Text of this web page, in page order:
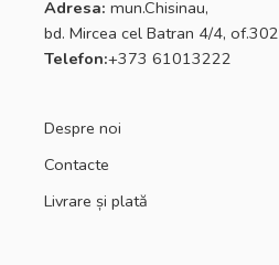
Adresa: mun.Chisinau,
bd. Mircea cel Batran 4/4, of.302
Telefon:+373 61013222
Despre noi
Contacte
Livrare și plată